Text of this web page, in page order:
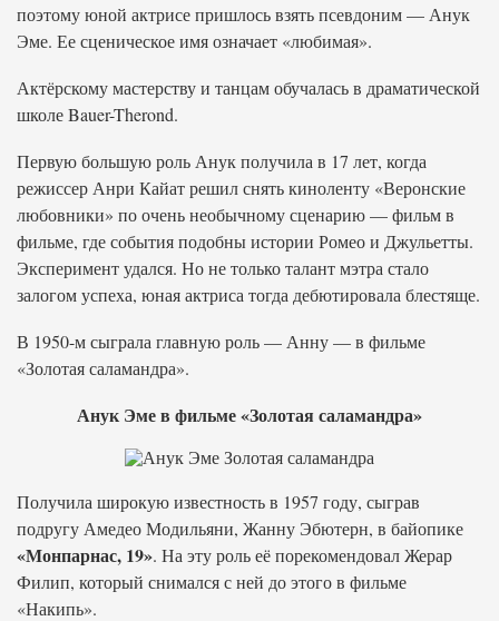
поэтому юной актрисе пришлось взять псевдоним — Анук
Эме. Ее сценическое имя означает «любимая».
Актёрскому мастерству и танцам обучалась в драматической
школе Bauer-Therond.
Первую большую роль Анук получила в 17 лет, когда
режиссер Анри Кайат решил снять киноленту «Веронские
любовники» по очень необычному сценарию — фильм в
фильме, где события подобны истории Ромео и Джульетты.
Эксперимент удался. Но не только талант мэтра стало
залогом успеха, юная актриса тогда дебютировала блестяще.
В 1950-м сыграла главную роль — Анну — в фильме
«Золотая саламандра».
Анук Эме в фильме «Золотая саламандра»
Получила широкую известность в 1957 году, сыграв
подругу Амедео Модильяни, Жанну Эбютерн, в байопике
«Монпарнас, 19». На эту роль её порекомендовал Жерар
Филип, который снимался с ней до этого в фильме
«Накипь».